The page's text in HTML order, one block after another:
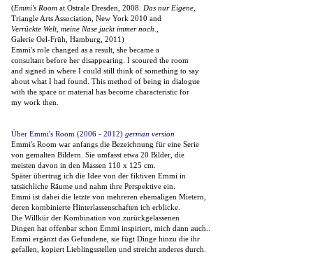
(Emmi's Room at Ostrale Dresden, 2008. Das nur Eigene
Triangle Arts Association, New York 2010 and
Verrückte Welt, meine Nase juckt immer noch
Galerie Oel-Früh, Hamburg, 2011)
Emmi's role changed as a result, she became a
consultant before her disappearing. I scoured the room
and signed in where I could still think of something to say
about what I had found. This method of being in dialogue
with the space or material has become characteristic for
my work then.
Über Emmi's Room (2006 - 2012) german version
Emmi's Room war anfangs die Bezeichnung für eine Serie
von gemalten Bildern. Sie umfasst etwa 20 Bilder, die
meisten davon in den Massen 110 x 125 cm.
Später übertrug ich die Idee von der fiktiven Emmi in
tatsächliche Räume und nahm ihre Perspektive ein.
Emmi ist dabei die letzte von mehreren ehemaligen Mietern,
deren kombinierte Hinterlassenschaften ich erblicke.
Die Willkür der Kombination von zurückgelassenen
Dingen hat offenbar schon Emmi inspiriert, mich dann auch..
Emmi ergänzt das Gefundene, sie fügt Dinge hinzu die ihr
gefallen, kopiert Lieblingsstellen und streicht anderes durch.